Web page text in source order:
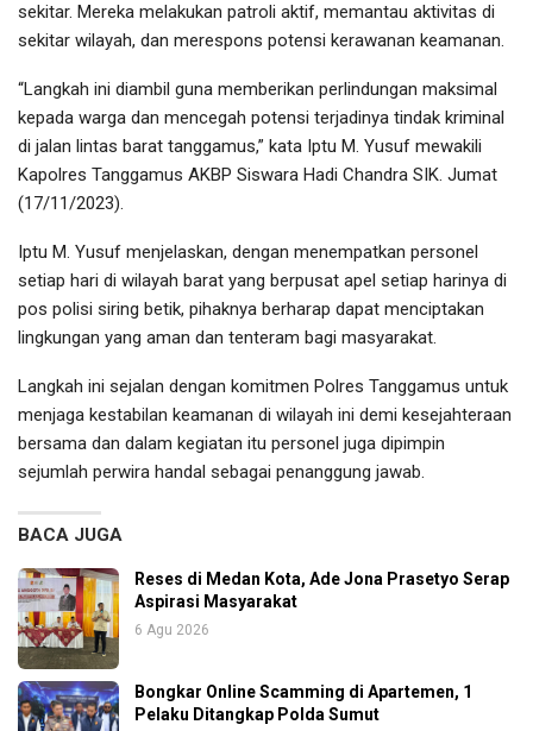
sekitar. Mereka melakukan patroli aktif, memantau aktivitas di
sekitar wilayah, dan merespons potensi kerawanan keamanan.
“Langkah ini diambil guna memberikan perlindungan maksimal
kepada warga dan mencegah potensi terjadinya tindak kriminal
di jalan lintas barat tanggamus,” kata Iptu M. Yusuf mewakili
Kapolres Tanggamus AKBP Siswara Hadi Chandra SIK. Jumat
(17/11/2023).
Iptu M. Yusuf menjelaskan, dengan menempatkan personel
setiap hari di wilayah barat yang berpusat apel setiap harinya di
pos polisi siring betik, pihaknya berharap dapat menciptakan
lingkungan yang aman dan tenteram bagi masyarakat.
Langkah ini sejalan dengan komitmen Polres Tanggamus untuk
menjaga kestabilan keamanan di wilayah ini demi kesejahteraan
bersama dan dalam kegiatan itu personel juga dipimpin
sejumlah perwira handal sebagai penanggung jawab.
BACA JUGA
Reses di Medan Kota, Ade Jona Prasetyo Serap
Aspirasi Masyarakat
6 Agu 2026
Bongkar Online Scamming di Apartemen, 1
Pelaku Ditangkap Polda Sumut